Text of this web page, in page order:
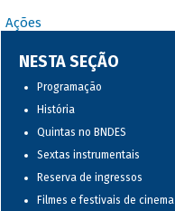
Ações
NESTA SEÇÃO
Programação
História
Quintas no BNDES
Sextas instrumentais
Reserva de ingressos
Filmes e festivais de cinema